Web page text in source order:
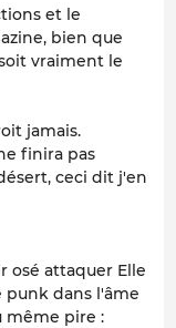
et le
bien que
vraiment le
jamais.
finira pas
ceci dit j'en
osé attaquer Elle
punk dans l'âme
même pire :